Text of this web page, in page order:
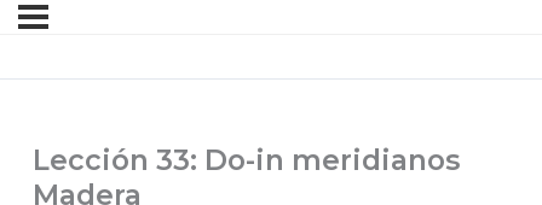
Lección 33: Do-in meridianos
Madera